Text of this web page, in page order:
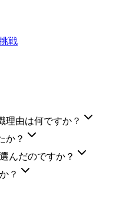
戦
理由は何ですか？
か？
んだのですか？
？